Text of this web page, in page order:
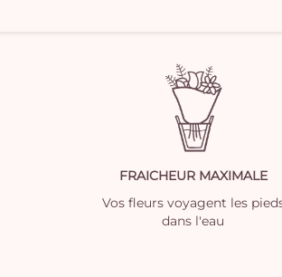
FRAICHEUR MAXIMALE
Vos fleurs voyagent les
dans l'eau